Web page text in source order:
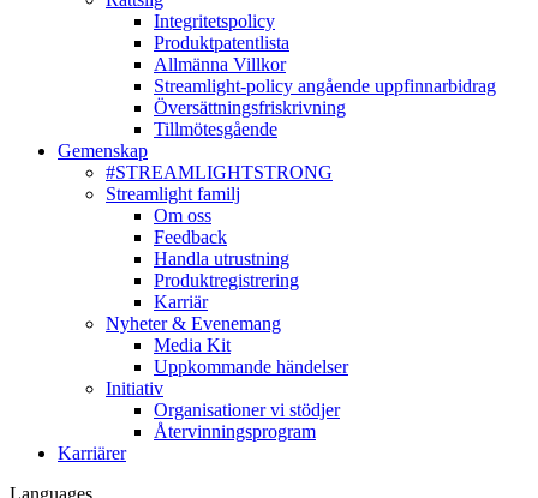
Integritetspolicy
Produktpatentlista
Allmänna Villkor
Streamlight-policy angående uppfinnarbidrag
Översättningsfriskrivning
Tillmötesgående
Gemenskap
#STREAMLIGHTSTRONG
Streamlight familj
Om oss
Feedback
Handla utrustning
Produktregistrering
Karriär
Nyheter & Evenemang
Media Kit
Uppkommande händelser
Initiativ
Organisationer vi stödjer
Återvinningsprogram
Karriärer